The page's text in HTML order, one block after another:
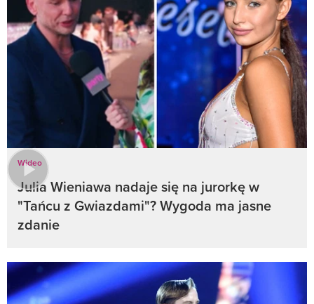
Wideo
Julia Wieniawa nadaje się na jurorkę w
"Tańcu z Gwiazdami"? Wygoda ma jasne
zdanie